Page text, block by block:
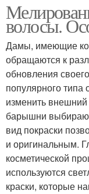
волосы.
Дамы, имеющие
обращаются к
обновления
популярного
изменить
барышни
вид покраски
и оригинальным.
косметической
используются
краски, которые